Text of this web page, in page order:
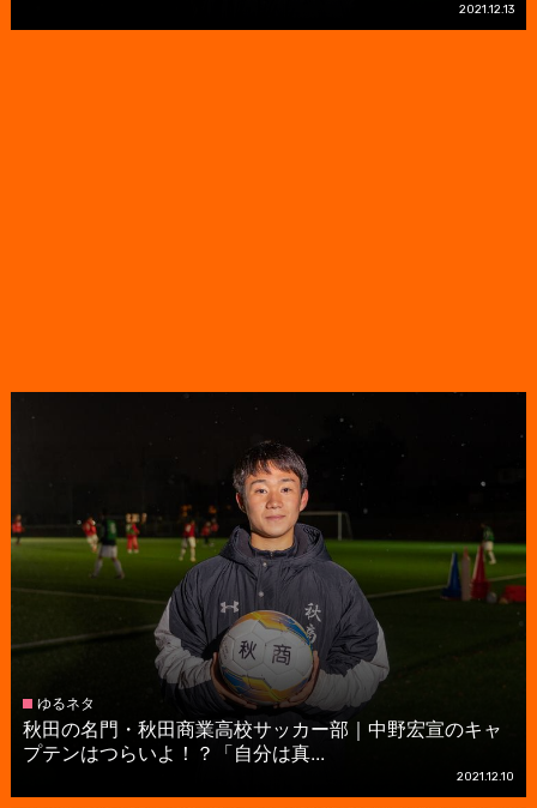
2021.12.13
ゆるネタ
秋田の名門・秋田商業高校サッカー部｜中野宏宣のキャ
プテンはつらいよ！？「自分は真...
2021.12.10